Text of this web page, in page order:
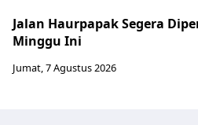
Jalan Haurpapak Segera
Minggu Ini
Jumat, 7 Agustus 2026